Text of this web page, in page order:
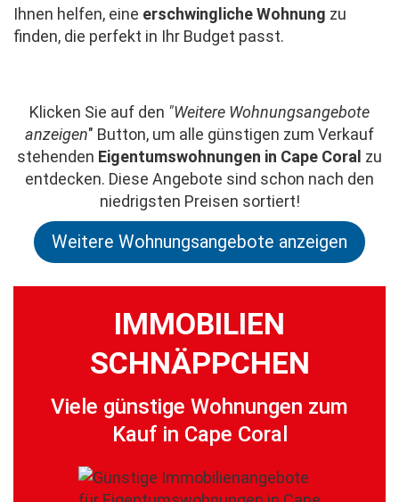
Ihnen helfen, eine erschwingliche Wohnung zu
finden, die perfekt in Ihr Budget passt.
Klicken Sie auf den "Weitere Wohnungsangebote
anzeigen" Button, um alle günstigen zum Verkauf
stehenden Eigentumswohnungen in Cape Coral zu
entdecken. Diese Angebote sind schon nach den
niedrigsten Preisen sortiert!
Weitere Wohnungsangebote anzeigen
IMMOBILIEN
SCHNÄPPCHEN
Viele günstige Wohnungen zum
Kauf in Cape Coral